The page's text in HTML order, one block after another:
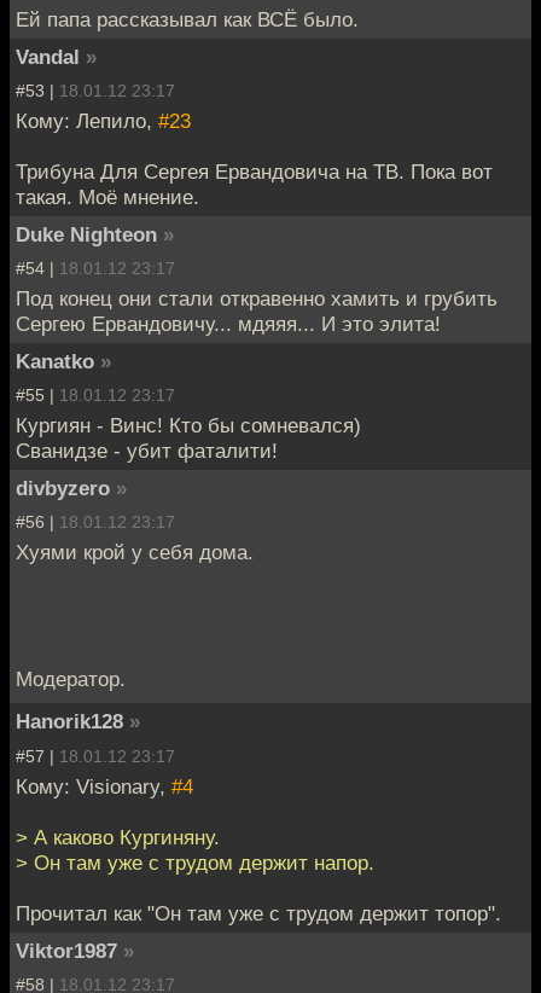
Ей папа рассказывал как ВСЁ было.
Vandal »
#53 | 18.01.12 23:17
Кому: Лепило, #23
Трибуна Для Сергея Ервандовича на ТВ. Пока вот
такая. Моё мнение.
Duke Nighteon »
#54 | 18.01.12 23:17
Под конец они стали откравенно хамить и грубить
Сергею Ервандовичу... мдяяя... И это элита!
Kanatko »
#55 | 18.01.12 23:17
Кургиян - Винс! Кто бы сомневался)
Сванидзе - убит фаталити!
divbyzero »
#56 | 18.01.12 23:17
Хуями крой у себя дома.
Модератор.
Hanorik128 »
#57 | 18.01.12 23:17
Кому: Visionary, #4
> А каково Кургиняну.
> Он там уже с трудом держит напор.
Прочитал как "Он там уже с трудом держит топор".
Viktor1987 »
#58 | 18.01.12 23:17